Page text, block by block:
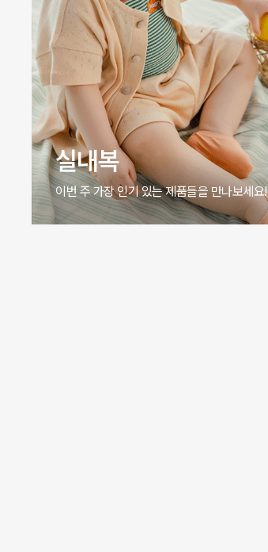
실내복
이번 주 가장 인기 있는 제품들을 만나보세요!